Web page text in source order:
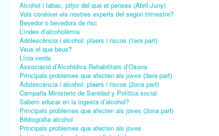
Alcohol i tabac, pitjor del que et penses (Abril-Juny)
Vols conèixer els nostres experts del segon trimestre?
Bevedor o bevedora de risc
L’índex d’alcoholèmia
Adolescència i alcohol: plaers i riscos (1era part)
Veus el que beus?
Línia verda
Associació d’Alcohòlics Rehabilitats d’Osona
Principals problemes que afecten als joves (3era part)
Adolescència i alcohol: plaers i riscos (2ona part)
Campaña Ministerio de Sanidad y Política social
Sabem educar en la ingesta d’alcohol?
Principals problemes que afecten als joves (2ona part)
Bibliografia alcohol
Principals problemes que afecten als joves